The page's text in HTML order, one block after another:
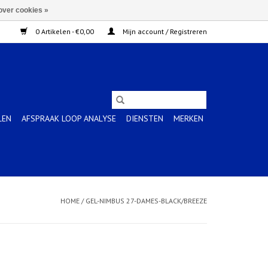
0 Artikelen - €0,00 Mijn account / Registreren
AFSPRAAK LOOP ANALYSE DIENSTEN MERKEN
HOME / GEL-NIMBUS 27-DAMES-BLACK/BREEZE
cookies »